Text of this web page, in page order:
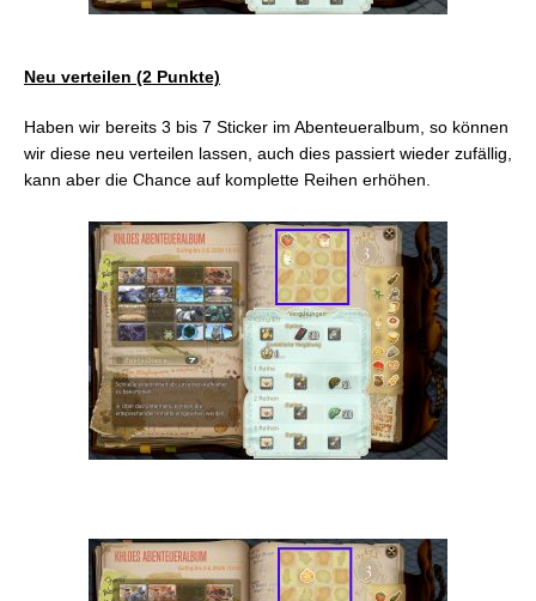
Neu verteilen (2 Punkte)
Haben wir bereits 3 bis 7 Sticker im Abenteueralbum, so können
wir diese neu verteilen lassen, auch dies passiert wieder zufällig,
kann aber die Chance auf komplette Reihen erhöhen.